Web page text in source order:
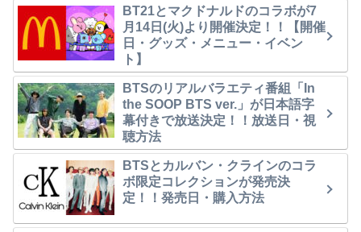
BT21とマクドナルドのコラボが7
月14日(火)より開催決定！！【開催
日・グッズ・メニュー・イベン
ト】
BTSのリアルバラエティ番組「In
the SOOP BTS ver.」が日本語字
幕付きで放送決定！！放送日・視
聴方法
BTSとカルバン・クラインのコラ
ボ限定コレクションが発売決
定！！発売日・購入方法